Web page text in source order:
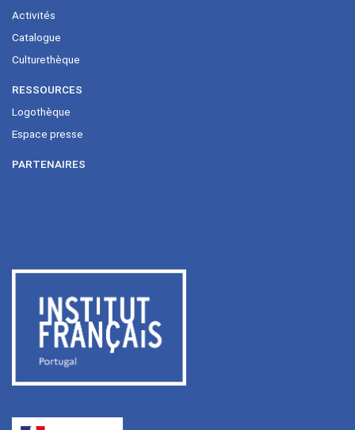
Activités
Catalogue
Culturethèque
RESSOURCES
Logothèque
Espace presse
PARTENAIRES